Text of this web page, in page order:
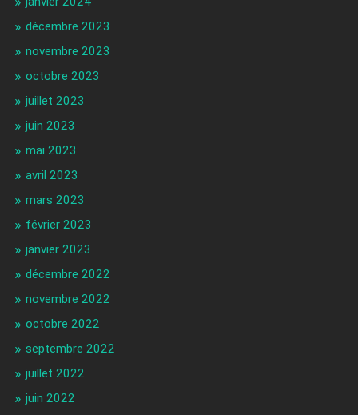
décembre 2023
novembre 2023
octobre 2023
juillet 2023
juin 2023
mai 2023
avril 2023
mars 2023
février 2023
janvier 2023
décembre 2022
novembre 2022
octobre 2022
septembre 2022
juillet 2022
juin 2022